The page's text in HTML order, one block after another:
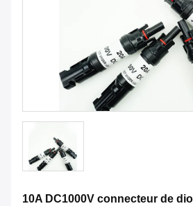
10A DC1000V connecteur de